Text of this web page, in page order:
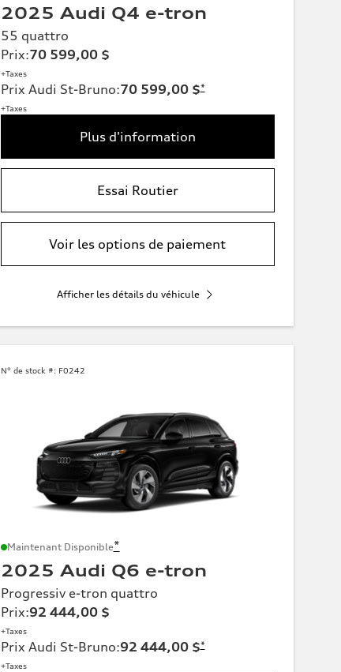
2025 Audi Q4 e-tron
55 quattro
Prix:70 599,00 $
+Taxes
Prix Audi St-Bruno:70 599,00 $*
+Taxes
Plus d'information
Essai Routier
Voir les options de paiement
Afficher les détails du véhicule
N° de stock #: F0242
Maintenant Disponible*
2025 Audi Q6 e-tron
Progressiv e-tron quattro
Prix:92 444,00 $
+Taxes
Prix Audi St-Bruno:92 444,00 $*
+Taxes